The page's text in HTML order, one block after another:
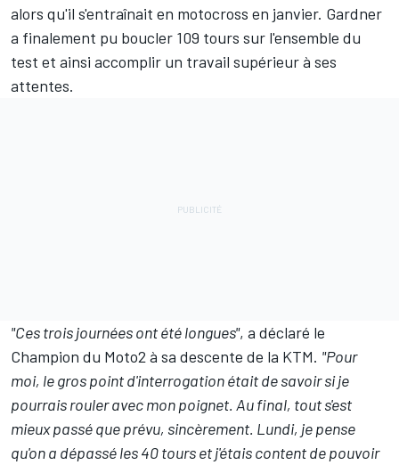
alors qu'il s'entraînait en motocross en janvier. Gardner
a finalement pu boucler 109 tours sur l'ensemble du
test et ainsi accomplir un travail supérieur à ses
attentes.
"Ces trois journées ont été longues", a déclaré le
Champion du Moto2 à sa descente de la KTM. "Pour
moi, le gros point d'interrogation était de savoir si je
pourrais rouler avec mon poignet. Au final, tout s'est
mieux passé que prévu, sincèrement. Lundi, je pense
qu'on a dépassé les 40 tours et j'étais content de pouvoir